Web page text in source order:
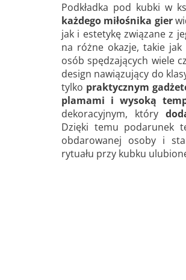
Podkładka pod kubki w
każdego miłośnika gier
jak i estetykę związane z
na różne okazje, takie jak
osób spędzających wiele
design nawiązujący do
tylko praktycznym
plamami i wysoką
dekoracyjnym, który
Dzięki temu podarunek
obdarowanej osoby i
rytuału przy kubku